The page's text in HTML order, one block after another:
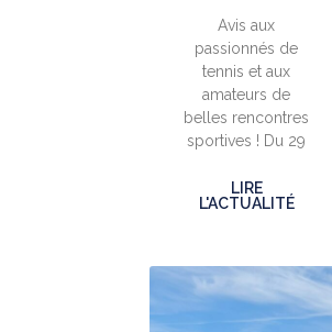
Avis aux
passionnés de
tennis et aux
amateurs de
belles rencontres
sportives ! Du 29
LIRE
L'ACTUALITÉ